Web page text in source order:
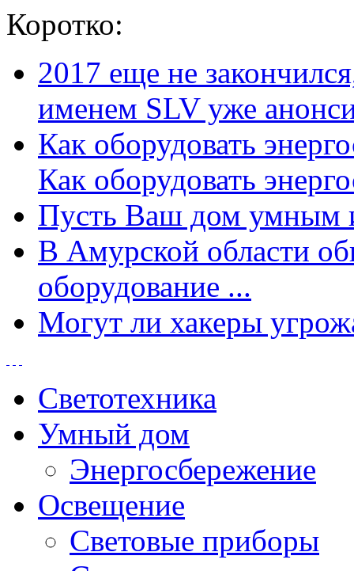
Коротко:
2017 еще не
именем SLV уже
Как оборудовать
Как оборудовать
Пусть Ваш дом умным
В Амурской области
оборудование ...
Могут ли хакеры
Светотехника
Умный дом
Энергосбережение
Освещение
Световые приборы